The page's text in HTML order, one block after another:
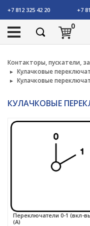
+7 812 325 42 20 +7
0
Контакторы, пускатели,
Кулачковые
Кулачковые
КУЛАЧКОВЫЕ
Переключатели 0-1 (вкл-
(A)